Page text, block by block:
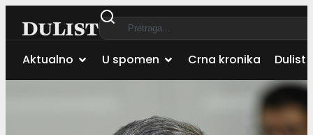
Aktualno U spomen Crna kronika Dulist